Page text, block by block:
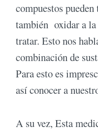
compuestos
también oxidar a la
tratar. Esto nos
combinación de
Para esto es
así conocer a
A su vez, Esta